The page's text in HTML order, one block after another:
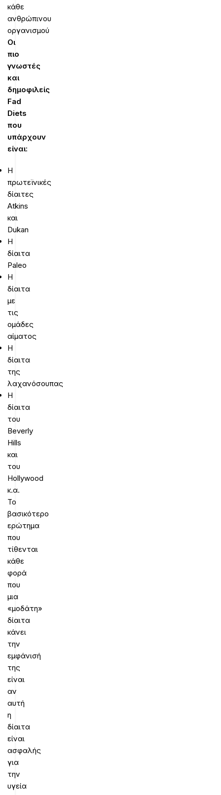
κάθε
ανθρώπινου
οργανισμού
Οι
πιο
γνωστές
και
δημοφιλείς
Fad
Diets
που
υπάρχουν
είναι:
Η
πρωτεϊνικές
δίαιτες
Atkins
και
Dukan
Η
δίαιτα
Paleo
H
δίαιτα
με
τις
ομάδες
αίματος
Η
δίαιτα
της
λαχανόσουπας
Η
δίαιτα
του
Beverly
Hills
και
του
Hollywood
κ.α.
Το
βασικότερο
ερώτημα
που
τίθενται
κάθε
φορά
που
μια
«μοδάτη»
δίαιτα
κάνει
την
εμφάνισή
της
είναι
αν
αυτή
η
δίαιτα
είναι
ασφαλής
για
την
υγεία